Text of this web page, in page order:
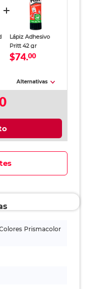
Lápiz Adhesivo
Pritt 42 gr
$74.00
Alternativas
Prismacolor